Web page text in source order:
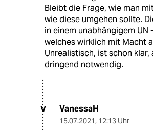
Bleibt die Frage, wie man
wie diese umgehen sollte.
in einem unabhängigem UN
welches wirklich mit Macht
Unrealistisch, ist schon klar,
dringend notwendig.
V VanessaH
15.07.2021, 12:13 Uhr